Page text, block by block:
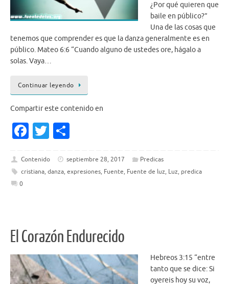
¿Por qué quieren que
baile en público?”
Una de las cosas que
tenemos que comprender es que la danza generalmente es en
público. Mateo 6:6 “Cuando alguno de ustedes ore, hágalo a
solas. Vaya…
Continuar leyendo
Compartir este contenido en
Fa
e
b
k
T
it
te
ar
e
Contenido septiembre 28, 2017
Predicas
cristiana, danza, expresiones, Fuente, Fuente de luz, Luz, predica
0
El Corazón Endurecido
Hebreos 3:15 “entre
tanto que se dice: Si
oyereis hoy su voz,